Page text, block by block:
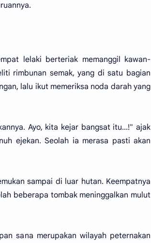
lelaki berteriak memanggil kawan-
rimbunan semak, yang di satu bagian
lalu ikut memeriksa noda darah yang
Ayo, kita kejar bangsat itu...!" ajak
ejekan. Seolah ia merasa pasti akan
sampai di luar hutan. Keempatnya
beberapa tombak meninggalkan mulut
sana merupakan wilayah peternakan